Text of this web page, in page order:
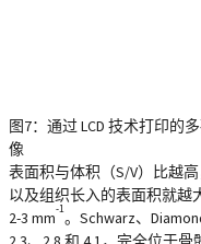
图7：通过 LCD 技术打印的
像
表面积与体积（S/V）比越
以及组织长入的表面积就越
2-3 mm
-1
。Schwarz、